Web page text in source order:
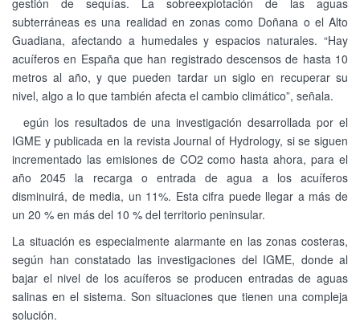
gestión de sequías. La sobreexplotación de las aguas
subterráneas es una realidad en zonas como Doñana o el Alto
Guadiana, afectando a humedales y espacios naturales. “Hay
acuíferos en España que han registrado descensos de hasta 10
metros al año, y que pueden tardar un siglo en recuperar su
nivel, algo a lo que también afecta el cambio climático”, señala.
egún los resultados de una investigación desarrollada por el
IGME y publicada en la revista Journal of Hydrology, si se siguen
incrementado las emisiones de CO2 como hasta ahora, para el
año 2045 la recarga o entrada de agua a los acuíferos
disminuirá, de media, un 11%. Esta cifra puede llegar a más de
un 20 % en más del 10 % del territorio peninsular.
La situación es especialmente alarmante en las zonas costeras,
según han constatado las investigaciones del IGME, donde al
bajar el nivel de los acuíferos se producen entradas de aguas
salinas en el sistema. Son situaciones que tienen una compleja
solución.